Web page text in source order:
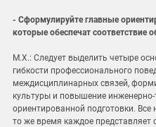
- Сформулируйте главные
которые обеспечат соответствие
М.Х.: Следует выделить четыре
гибкости профессионального
междисциплинарных связей,
культуры и повышение
ориентированной подготовки.
то же время каждое